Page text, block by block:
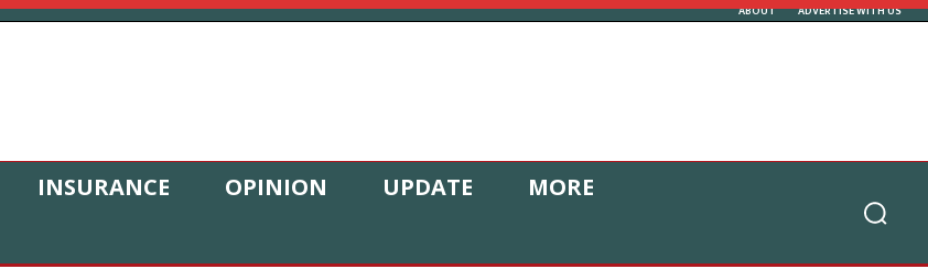
ABOUT ADVERTISE WITH US
INSURANCE OPINION UPDATE
MORE